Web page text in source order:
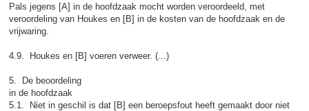
Pals jegens [A] in de hoofdzaak mocht worden veroordeeld, met
veroordeling van Houkes en [B] in de kosten van de hoofdzaak en de
vrijwaring.
4.9. Houkes en [B] voeren verweer. (...)
5. De beoordeling
in de hoofdzaak
5.1. Niet in geschil is dat [B] een beroepsfout heeft gemaakt door niet